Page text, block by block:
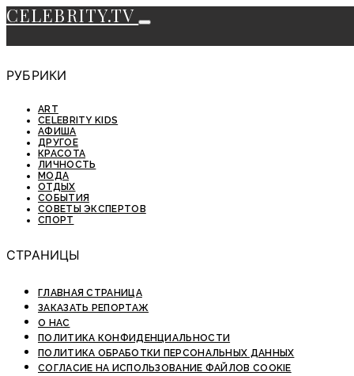
CELEBRITY.TV
РУБРИКИ
ART
CELEBRITY KIDS
АФИША
ДРУГОЕ
КРАСОТА
ЛИЧНОСТЬ
МОДА
ОТДЫХ
СОБЫТИЯ
СОВЕТЫ ЭКСПЕРТОВ
СПОРТ
СТРАНИЦЫ
ГЛАВНАЯ СТРАНИЦА
ЗАКАЗАТЬ РЕПОРТАЖ
О НАС
ПОЛИТИКА КОНФИДЕНЦИАЛЬНОСТИ
ПОЛИТИКА ОБРАБОТКИ ПЕРСОНАЛЬНЫХ ДАННЫХ
СОГЛАСИЕ НА ИСПОЛЬЗОВАНИЕ ФАЙЛОВ COOKIE